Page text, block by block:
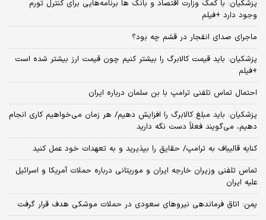
پزشکیان: با کمک وزارت اقتصاد و بانک ها برنامه‌هایی برای کنترل تورم
وجود دارد +فیلم
ماجرای صدای انفجار در قشم چه بود؟
پزشکیان: باید قیمت کالابرگ را بیشتر کنیم چون قیمت ارز بیشتر شده است
+فیلم
احتمال تماس تلفنی ترامپ با بن سلمان درباره ایران
پزشکیان: باید مبلغ کالابرگ را افزایش دهیم/ هر زمان می‌خواهیم کاری انجام
دهیم، می‌گویند فعلاً دست نگه دارید
کنایه قالیباف به ترامپ/ حقایق را بپذیرید و به تعهدات خود عمل کنید
تماس تلفنی وزیران خارجه ایران و موریتانی درباره حملات آمریکا و اسرائیل
علیه ایران
یمن: اتاق فرماندهی نیروهای سعودی در حملات موشکی هدف قرار گرفت